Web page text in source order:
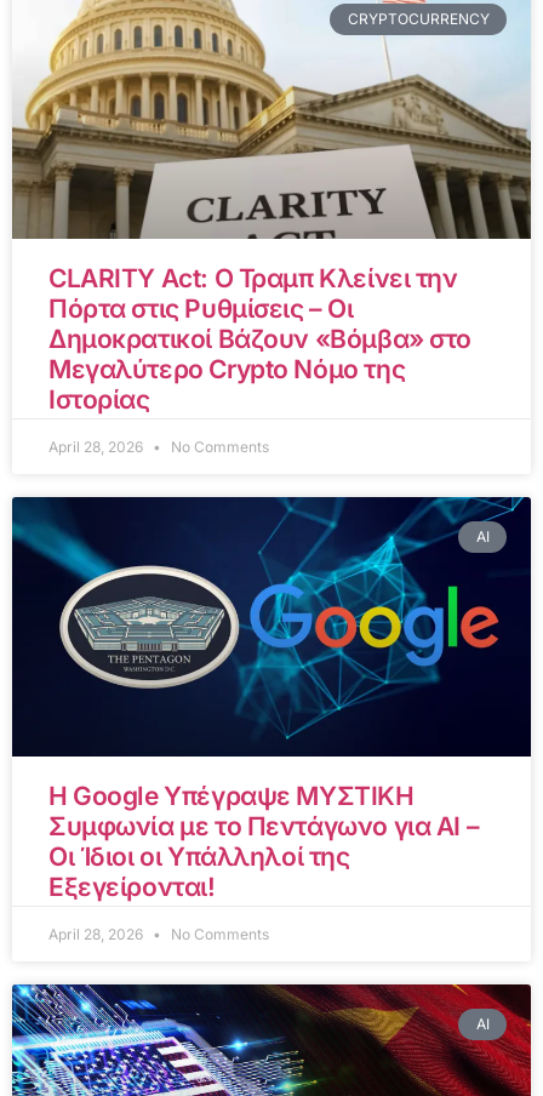
CRYPTOCURRENCY
CLARITY Act: Ο Τραμπ Κλείνει την
Πόρτα στις Ρυθμίσεις – Οι
Δημοκρατικοί Βάζουν «Βόμβα» στο
Μεγαλύτερο Crypto Νόμο της
Ιστορίας
April 28, 2026 No Comments
AI
Η Google Υπέγραψε ΜΥΣΤΙΚΗ
Συμφωνία με το Πεντάγωνο για AI –
Οι Ίδιοι οι Υπάλληλοί της
Εξεγείρονται!
April 28, 2026 No Comments
AI